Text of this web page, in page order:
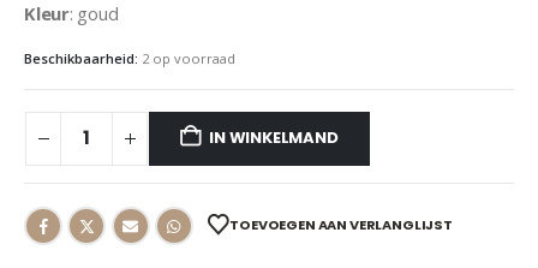
Kleur: goud
Beschikbaarheid: 2 op voorraad
IN WINKELMAND
TOEVOEGEN AAN VERLANGLIJST